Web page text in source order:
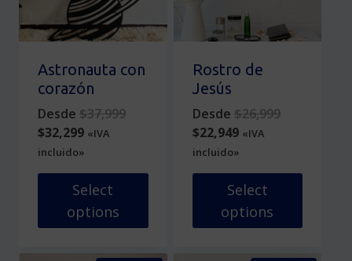
página
de
producto
pueden
elegir
en
la
de
producto
Astronauta con
corazón
Desde $37,999Original
$37,999.
$32,299Current
price
is:
$32,299.
«IVA
incluido»
Select
options
Rostro de
Jesús
Desde $26,999Original
$26,999.
$22,949Current
price
is:
$22,949.
«IVA
incluido»
Select
options